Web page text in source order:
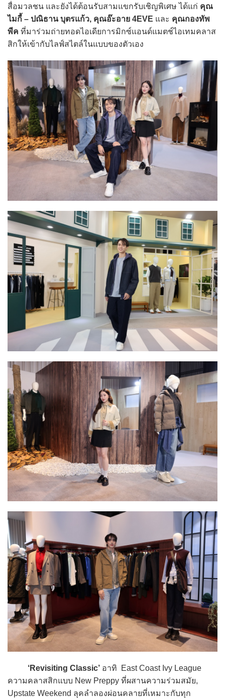
สื่อมวลชน และยังได้ต้อนรับสามแขกรับเชิญพิเศษ ได้แก่ คุณ
ไมกี้ – ปณิธาน บุตรแก้ว, คุณอ๊ะอาย 4EVE และ คุณกองทัพ
พีค ที่มาร่วมถ่ายทอดไอเดียการมิกซ์แอนด์แมตช์ไอเทมคลาส
สิกให้เข้ากับไลฟ์สไตล์ในแบบของตัวเอง
‘Revisiting Classic’ อาทิ East Coast Ivy League
ความคลาสสิกแบบ New Preppy ที่ผสานความร่วมสมัย,
Upstate Weekend ลุคลำลองผ่อนคลายที่เหมาะกับทุก